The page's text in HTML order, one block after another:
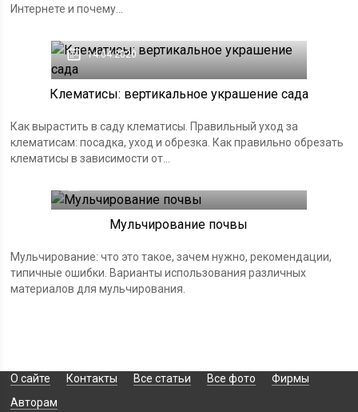
Интернете и почему...
14.04.2020
Клематисы: вертикальное украшение сада
Как вырастить в саду клематисы. Правильный уход за
клематисам: посадка, уход и обрезка. Как правильно обрезать
клематисы в зависимости от...
Мульчирование почвы
Мульчирование: что это такое, зачем нужно, рекомендации,
типичные ошибки. Варианты использования различных
материалов для мульчирования.
О сайте Контакты Все статьи Все фото
Фирмы
Авторам